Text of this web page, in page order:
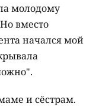
молодому
вместо
начался мой
и сёстрам.